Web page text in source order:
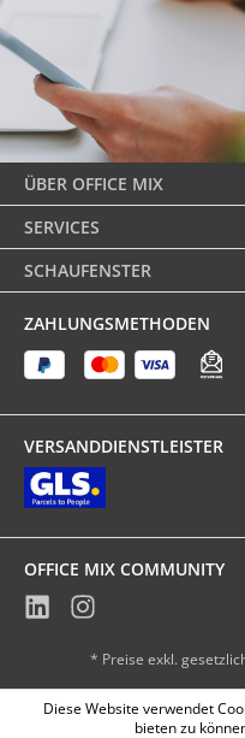
ÜBER OFFICE MIX
SERVICES
SCHAUFENSTER
ZAHLUNGSMETHODEN
VERSANDDIENSTLEISTER
OFFICE MIX COMMUNITY
* Preise exkl.
Diese Website verwendet
bieten zu